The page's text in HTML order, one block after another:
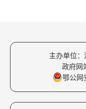
主办单位
政府网
鄂公